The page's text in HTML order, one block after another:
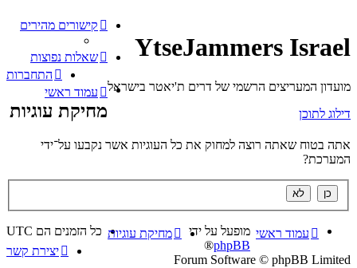
YtseJammers Israel
מועדון המעריצים הרשמי של דרים ת'יאטר בישראל
דילוג לתוכן
קישורים מהירים
שאלות נפוצות
התחברות
עמוד ראשי
מחיקת עוגיות
אתה בטוח שאתה רוצה למחוק את כל העוגיות אשר נקבעו על־ידי
המערכת?
עמוד ראשי כל הזמנים הם UTC
מחיקת עוגיות
יצירת קשר
מופעל על ידי
phpBB
®
Forum Software © phpBB Limited